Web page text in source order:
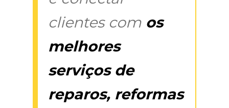
clientes com os
melhores
serviços de
reparos, reformas